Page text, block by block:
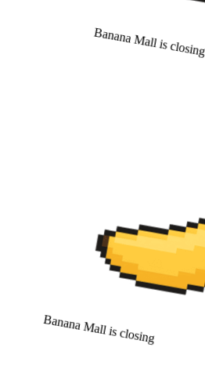
Banana Mall is closing
Banana Mall is closing